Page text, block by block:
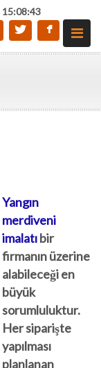
15:08:44
Yangın
merdiveni
imalatıbir
firmanın üzerine
alabileceği en
büyük
sorumluluktur.
Her siparişte
yapılması
planlanan